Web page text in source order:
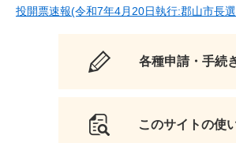
投開票速報(令和7年4月20日執行:郡山市長
各種申請・手続
このサイトの使